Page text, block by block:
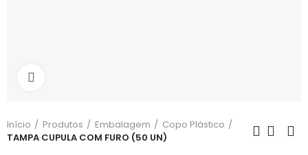
Início Produtos Embalagem
Copo Plástico
TAMPA CUPULA COM FURO (50 UN)